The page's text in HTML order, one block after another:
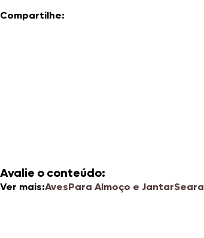
Compartilhe:
Avalie o conteúdo:
Ver mais:AvesPara Almoço e JantarSeara